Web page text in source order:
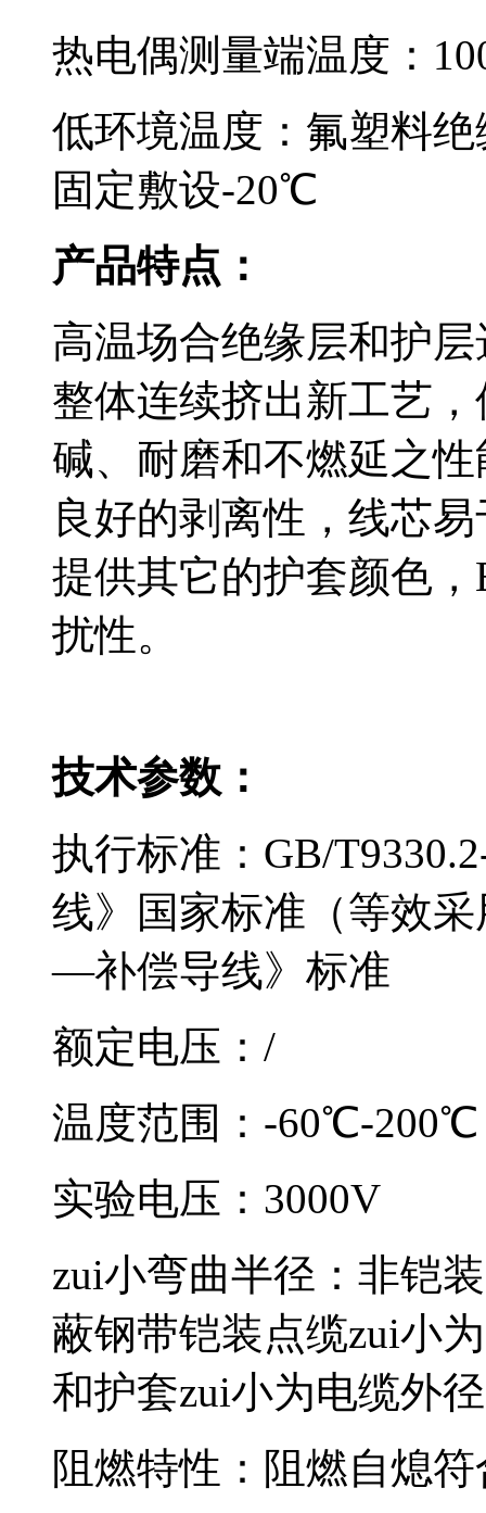
热电偶测量端温度：
低环境温度：氟塑料绝
固定敷设-20℃
​产品特点：
高温场合绝缘层和护层
整体连续挤出新工艺
碱、耐磨和不燃延之性
良好的剥离性，线
提供其它的护套颜色
扰性。
​技术参数：
执行标准：GB/
线》国家标准（等效
—补偿导线》标准
额定电压：/
温度范围：-60℃-200℃
实验电压：3000V
zui小弯曲半径：非
蔽钢带铠装点缆zui小为
和护套zui小为电缆外径的
阻燃特性：阻燃自熄